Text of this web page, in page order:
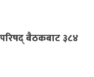
बैठकबाट ३८४